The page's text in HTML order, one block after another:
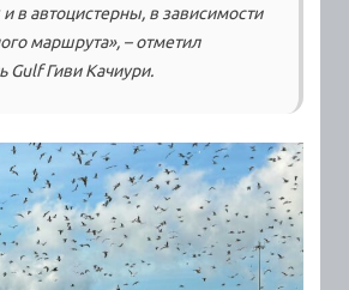
в автоцистерны, в зависимости
маршрута», –отметил
Gulf Гиви Качиури.